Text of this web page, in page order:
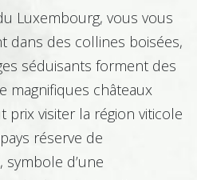
- Esthétique
Luxembourg, vous vous
dans des collines boisées,
séduisants forment des
magnifiques châteaux
prix visiter la région viticole
réserve de
d’une